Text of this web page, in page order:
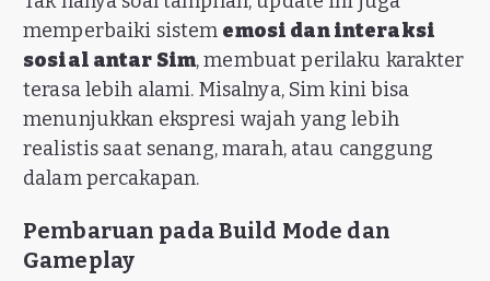
memperbaiki sistem emosi dan interaksi
sosial antar Sim, membuat perilaku karakter
terasa lebih alami. Misalnya, Sim kini bisa
menunjukkan ekspresi wajah yang lebih
realistis saat senang, marah, atau canggung
dalam percakapan.
Pembaruan pada Build Mode dan
Gameplay